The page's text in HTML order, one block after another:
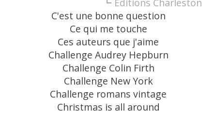
Éditions Charleston
C'est une bonne question
Ce qui me touche
Ces auteurs que j'aime
Challenge Audrey Hepburn
Challenge Colin Firth
Challenge New York
Challenge romans vintage
Christmas is all around